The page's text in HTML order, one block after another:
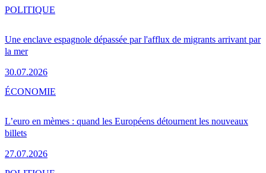
Une enclave espagnole dépassée par l'afflux de migrants arrivant par
la mer
30.07.2026
POLITIQUE
L’euro en mèmes : quand les Européens détournent les nouveaux
billets
27.07.2026
ÉCONOMIE